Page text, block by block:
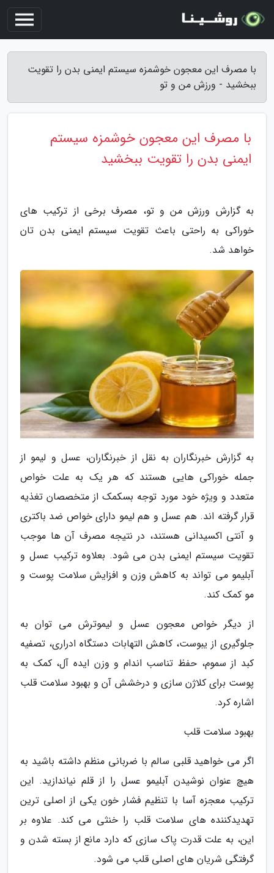
با مصرف این معجون خوشمزه سیستم ایمنی بدن را تقویت
ببخشید - ورزش من و تو
با مصرف این معجون خوشمزه سیستم
ایمنی بدن را تقویت ببخشید
به گزارش ورزش من و تو، مصرف برخی از ترکیب های
خوراکی به راحتی باعث تقویت سیستم ایمنی بدن تان
خواهد شد.
به گزارش خبرنگاران به نقل از خبرنگاران، عسل و لیمو از
جمله خوراکی هایی هستند که هر یک به علت خواص
متعدد و ویژه خود مورد توجه بسکمک از متخصصان تغذیه
قرار گرفته اند. هم عسل و هم لیمو دارای خواص ضد باکتری
و آنتی اکسیدانی هستند، در نتیجه مصرف آن ها موجب
تقویت سیستم ایمنی بدن می شود. بعلاوه ترکیب عسل و
آبلیمو می تواند به کاهش وزن و افزایش سلامت پوست و
مو کمک کند.
از دیگر خواص معجون عسل و لیموترش می توان به
جلوگیری از یبوست، کاهش التهابات دستگاه ادراری، تصفیه
کبد از سموم، حفظ تناسب اندام و وزن ایده آل، کمک به
پوست برای کلاژن سازی و درخشش آن و بهبود سلامت قلب
اشاره کرد.
بهبود سلامت قلب
اگر می خواهید قلبی سالم با ضربانی منظم داشته باشید به
هیچ عنوان نوشیدن آبلیمو عسل را از قلم نیاندازید. این
ترکیب معجزه آسا با تنظیم فشار خون یکی از اصلی ترین
تهدیدکننده های سلامت قلب را خنثی می کند. علاوه بر
این، به علت قدرت پاک سازی که دارد مانع از بسته شدن و
گرفتگی شریان های اصلی قلب می شود.